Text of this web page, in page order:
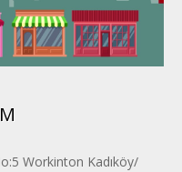
Workinton Kadıköy/